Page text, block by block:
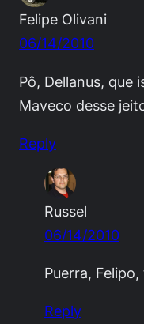
Felipe Olivani
06/14/2010
Pô, Dellanus, que
Maveco desse
Reply
Russel
06/14/2010
Puerra,
Reply